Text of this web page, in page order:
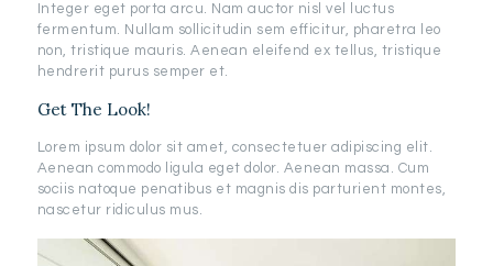
Integer eget porta arcu. Nam auctor nisl vel luctus
fermentum. Nullam sollicitudin sem efficitur, pharetra leo
non, tristique mauris. Aenean eleifend ex tellus, tristique
hendrerit purus semper et.
Get The Look!
Lorem ipsum dolor sit amet, consectetuer adipiscing elit.
Aenean commodo ligula eget dolor. Aenean massa. Cum
sociis natoque penatibus et magnis dis parturient montes,
nascetur ridiculus mus.